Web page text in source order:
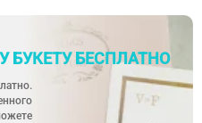
БЕСПЛАТНО